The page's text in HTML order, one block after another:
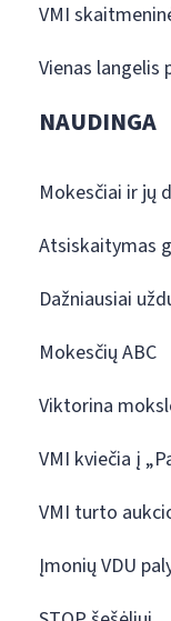
VMI
Vienas
NAUDINGA
Mokesčiai ir jų
Atsiskaitymas
Dažniausiai
Mokesčių ABC
Viktorina
VMI kviečia į
VMI turto
Įmonių VDU